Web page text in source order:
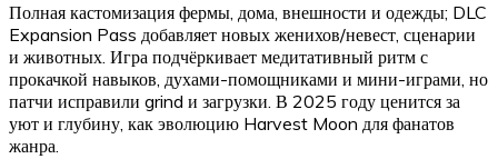
Полная кастомизация фермы, дома, внешности и одежды; DLC
Expansion Pass добавляет новых женихов/невест, сценарии
и животных. Игра подчёркивает медитативный ритм с
прокачкой навыков, духами-помощниками и мини-играми, но
патчи исправили grind и загрузки. В 2025 году ценится за
уют и глубину, как эволюцию Harvest Moon для фанатов
жанра.